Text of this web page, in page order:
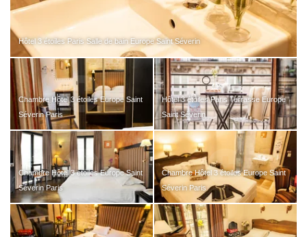
Hôtel 3 étoiles Paris Salle de bain Europe Saint Séverin
Chambre Hôtel 3 étoiles Europe Saint
Séverin Paris
Hôtel 3 étoiles Paris Terrasse Europe
Saint Séverin
Chambre Hôtel 3 étoiles Europe Saint
Séverin Paris
Chambre Hôtel 3 étoiles Europe Saint
Séverin Paris